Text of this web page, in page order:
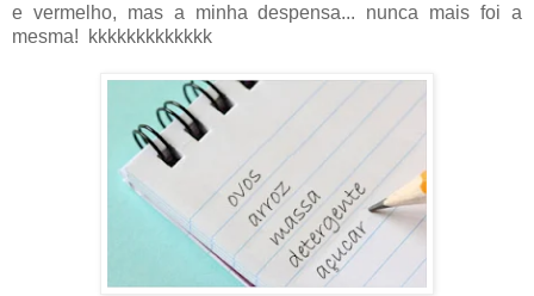
e vermelho, mas a minha despensa... nunca mais foi a
mesma! kkkkkkkkkkkkk